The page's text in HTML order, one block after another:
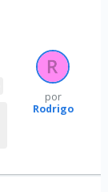
por
Rodrigo